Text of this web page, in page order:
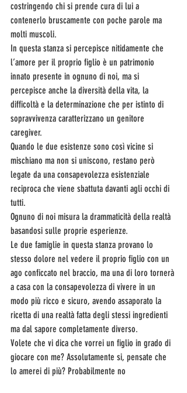
costringendo chi si prende cura di lui a
contenerlo bruscamente con poche parole ma
molti muscoli.
In questa stanza si percepisce nitidamente che
l’amore per il proprio figlio è un patrimonio
innato presente in ognuno di noi, ma si
percepisce anche la diversità della vita, la
difficoltà e la determinazione che per istinto di
sopravvivenza caratterizzano un genitore
caregiver.
Quando le due esistenze sono così vicine si
mischiano ma non si uniscono, restano però
legate da una consapevolezza esistenziale
reciproca che viene sbattuta davanti agli occhi di
tutti.
Ognuno di noi misura la drammaticità della realtà
basandosi sulle proprie esperienze.
Le due famiglie in questa stanza provano lo
stesso dolore nel vedere il proprio figlio con un
ago conficcato nel braccio, ma una di loro tornerà
a casa con la consapevolezza di vivere in un
modo più ricco e sicuro, avendo assaporato la
ricetta di una realtà fatta degli stessi ingredienti
ma dal sapore completamente diverso.
Volete che vi dica che vorrei un figlio in grado di
giocare con me? Assolutamente si, pensate che
lo amerei di più? Probabilmente no